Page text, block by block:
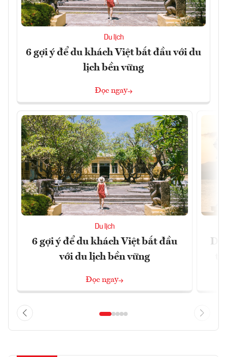
Du lịch
6 gợi ý để du khách Việt bắt đầu với du
lịch bền vững
Đọc ngay
Du lịch
6 gợi ý để du khách Việt bắt đầu
với du lịch bền vững
Đọc ngay
Du